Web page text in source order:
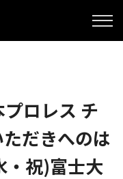
プロレス チ
だきへのは
・祝)富士大